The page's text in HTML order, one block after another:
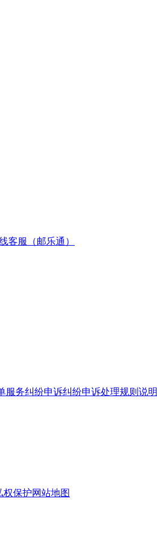
客服（邮乐通）
服务纠纷申诉纠纷申诉处理规则说明
权保护网站地图